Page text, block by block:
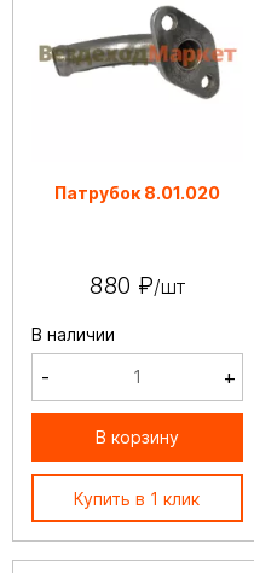
Патрубок 8.01.020
880 ₽/шт
В наличии
- +
В корзину
Купить в 1 клик